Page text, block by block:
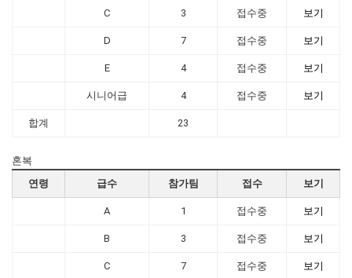
C 3 접수중 보기
D 7 접수중 보기
E 4 접수중 보기
시니어급 4 접수중 보기
합계 23
혼복
연령
급수 참가팀 접수 보기
A 1 접수중 보기
B 3 접수중 보기
C 7 접수중 보기